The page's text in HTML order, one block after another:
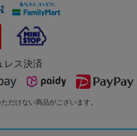
レス決済
だけない商品がございます。